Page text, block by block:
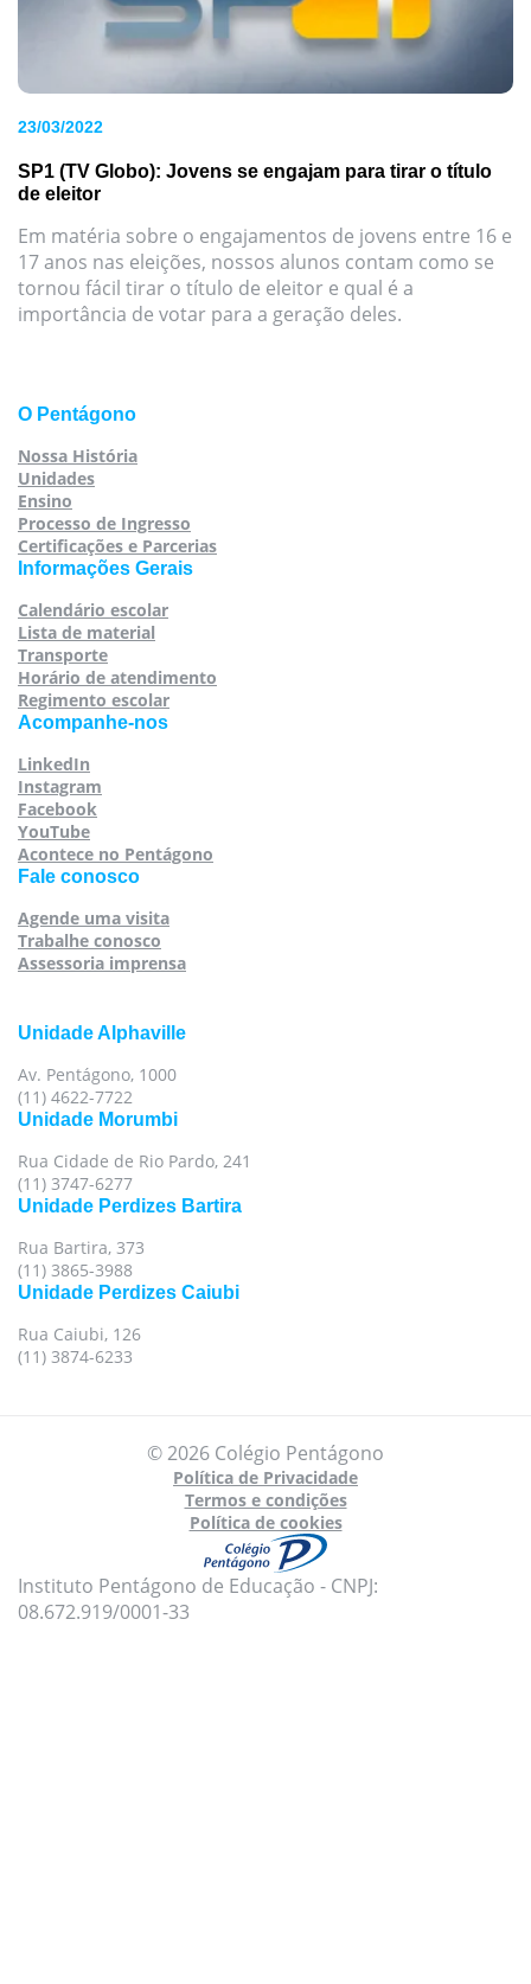
23/03/2022
SP1 (TV Globo): Jovens se engajam para tirar o título
de eleitor
Em matéria sobre o engajamentos de jovens entre 16 e
17 anos nas eleições, nossos alunos contam como se
tornou fácil tirar o título de eleitor e qual é a
importância de votar para a geração deles.
O Pentágono
Nossa História
Unidades
Ensino
Processo de Ingresso
Certificações e Parcerias
Informações Gerais
Calendário escolar
Lista de material
Transporte
Horário de atendimento
Regimento escolar
Acompanhe-nos
LinkedIn
Instagram
Facebook
YouTube
Acontece no Pentágono
Fale conosco
Agende uma visita
Trabalhe conosco
Assessoria imprensa
Unidade Alphaville
Av. Pentágono, 1000
(11) 4622-7722
Unidade Morumbi
Rua Cidade de Rio Pardo, 241
(11) 3747-6277
Unidade Perdizes Bartira
Rua Bartira, 373
(11) 3865-3988
Unidade Perdizes Caiubi
Rua Caiubi, 126
(11) 3874-6233
© 2026 Colégio Pentágono
Política de Privacidade
Termos e condições
Política de cookies
Instituto Pentágono de Educação - CNPJ:
08.672.919/0001-33